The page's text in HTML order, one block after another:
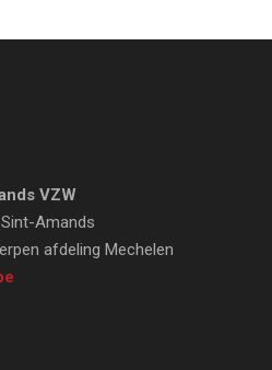
VZW
Amands
afdeling Mechelen